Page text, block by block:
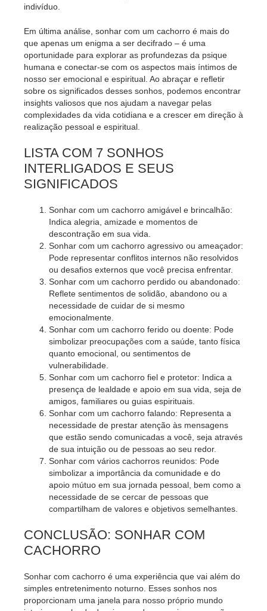
indivíduo.
Em última análise, sonhar com um cachorro é mais do
que apenas um enigma a ser decifrado – é uma
oportunidade para explorar as profundezas da psique
humana e conectar-se com os aspectos mais íntimos de
nosso ser emocional e espiritual. Ao abraçar e refletir
sobre os significados desses sonhos, podemos encontrar
insights valiosos que nos ajudam a navegar pelas
complexidades da vida cotidiana e a crescer em direção à
realização pessoal e espiritual.
LISTA COM 7 SONHOS
INTERLIGADOS E SEUS
SIGNIFICADOS
Sonhar com um cachorro amigável e brincalhão:
Indica alegria, amizade e momentos de
descontração em sua vida.
Sonhar com um cachorro agressivo ou ameaçador:
Pode representar conflitos internos não resolvidos
ou desafios externos que você precisa enfrentar.
Sonhar com um cachorro perdido ou abandonado:
Reflete sentimentos de solidão, abandono ou a
necessidade de cuidar de si mesmo
emocionalmente.
Sonhar com um cachorro ferido ou doente: Pode
simbolizar preocupações com a saúde, tanto física
quanto emocional, ou sentimentos de
vulnerabilidade.
Sonhar com um cachorro fiel e protetor: Indica a
presença de lealdade e apoio em sua vida, seja de
amigos, familiares ou guias espirituais.
Sonhar com um cachorro falando: Representa a
necessidade de prestar atenção às mensagens
que estão sendo comunicadas a você, seja através
de sua intuição ou de pessoas ao seu redor.
Sonhar com vários cachorros reunidos: Pode
simbolizar a importância da comunidade e do
apoio mútuo em sua jornada pessoal, bem como a
necessidade de se cercar de pessoas que
compartilham de valores e objetivos semelhantes.
CONCLUSÃO: SONHAR COM
CACHORRO
Sonhar com cachorro é uma experiência que vai além do
simples entretenimento noturno. Esses sonhos nos
proporcionam uma janela para nosso próprio mundo